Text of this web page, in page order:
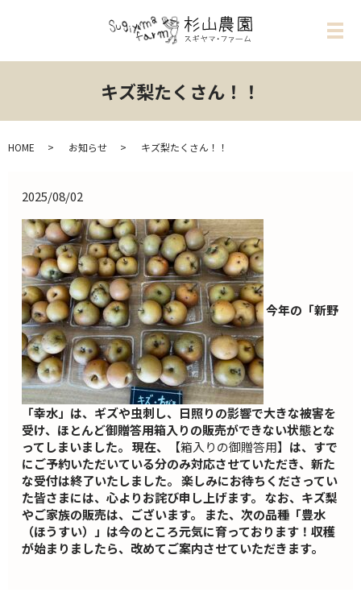
メ
キズ梨たくさん！！
HOME お知らせ キズ梨たくさん！！
2025/08/02
今年の「新野
「幸水」は、ギズや虫刺し、日照りの影響で大きな被害を
受け、ほとんど御贈答用箱入りの販売ができない状態とな
ってしまいました。 現在、
【箱入りの御贈答用】 は、すで
にご予約いただいている分のみ対応させていただき、新た
な受付は終了いたしました。 楽しみにお待ちくださってい
た皆さまには、心よりお詫び申し上げます。 なお、キズ梨
やご家族の販売は、ございます。 また、次の品種「豊水
（ほうすい）」は今のところ元気に育っております！収穫
が始まりましたら、改めてご案内させていただきます。